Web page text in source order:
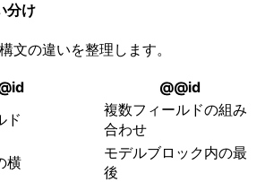
分け
文の違いを整理します。
@@id
ド
複数フィールドの組み
合わせ
横
モデルブロック内の最
後